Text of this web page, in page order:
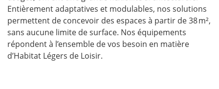
Entièrement adaptatives et modulables, nos solutions
permettent de concevoir des espaces à partir de 38 m²,
sans aucune limite de surface. Nos équipements
répondent à l’ensemble de vos besoin en matière
d’Habitat Légers de Loisir.